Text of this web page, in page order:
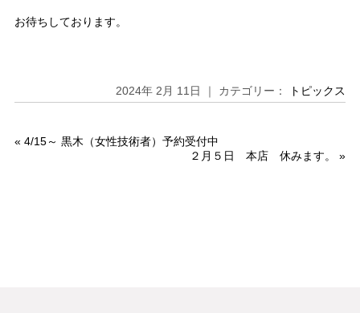
お待ちしております。
2024年 2月 11日 ｜ カテゴリー： トピックス
« 4/15～ 黒木（女性技術者）予約受付中
２月５日 本店 休みます。
»